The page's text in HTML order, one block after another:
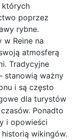
których
poprzez
rybne.
w Reine na
atmosferą
Tradycyjne
stanowią ważny
i są często
dla turystów
Ponadto
i opowieści
wikingów.